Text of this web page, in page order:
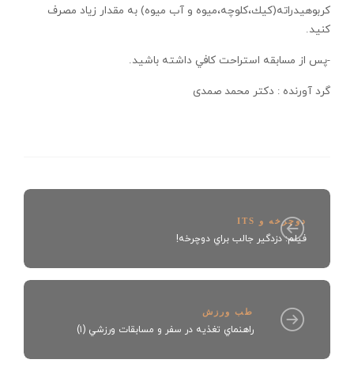
كربوهيدراته(كيك،كلوچه،ميوه و آب ميوه) به مقدار زياد مصرف
كنيد.
-پس از مسابقه استراحت كافي داشته باشيد.
گرد آورنده : دکتر محمد صمدی
دوچرخه و ITS
فیلم: دزدگير جالب براي دوچرخه!
طب ورزش
راهنماي تغذيه در سفر و مسابقات ورزشي (۱)